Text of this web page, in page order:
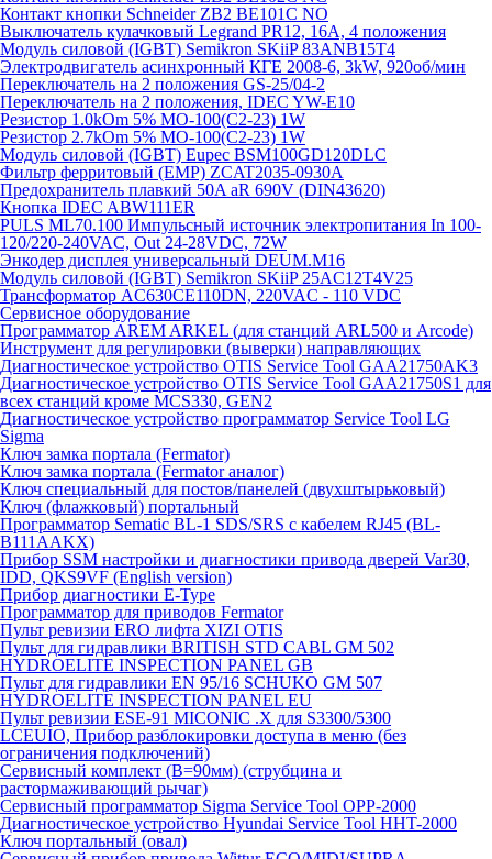
Контакт кнопки Schneider ZB2 BE101C NO
Выключатель кулачковый Legrand PR12, 16A, 4 положения
Модуль силовой (IGBT) Semikron SKiiP 83ANB15T4
Электродвигатель асинхронный КГЕ 2008-6, 3kW, 920об/мин
Переключатель на 2 положения GS-25/04-2
Переключатель на 2 положения, IDEC YW-E10
Резистор 1.0kOm 5% МО-100(С2-23) 1W
Резистор 2.7kOm 5% МО-100(С2-23) 1W
Модуль силовой (IGBT) Eupec BSM100GD120DLC
Фильтр ферритовый (EMP) ZCAT2035-0930A
Предохранитель плавкий 50A aR 690V (DIN43620)
Кнопка IDEC ABW111ER
PULS ML70.100 Импульсный источник электропитания In 100-
120/220-240VAC, Out 24-28VDC, 72W
Энкодер дисплея универсальный DEUM.M16
Модуль силовой (IGBT) Semikron SKiiP 25AC12T4V25
Трансформатор AC630CE110DN, 220VAC - 110 VDC
Сервисное оборудование
Программатор AREM ARKEL (для станций ARL500 и Arcode)
Инструмент для регулировки (выверки) направляющих
Диагностическое устройство OTIS Service Tool GAA21750AK3
Диагностическое устройство OTIS Service Tool GAA21750S1 для
всех станций кроме MCS330, GEN2
Диагностическое устройство программатор Service Tool LG
Sigma
Ключ замка портала (Fermator)
Ключ замка портала (Fermator аналог)
Ключ специальный для постов/панелей (двухштырьковый)
Ключ (флажковый) портальный
Программатор Sematic BL-1 SDS/SRS с кабелем RJ45 (BL-
B111AAKX)
Прибор SSM настройки и диагностики привода дверей Var30,
IDD, QKS9VF (English version)
Прибор диагностики E-Type
Программатор для приводов Fermator
Пульт ревизии ERO лифта XIZI OTIS
Пульт для гидравлики BRITISH STD CABL GM 502
HYDROELITE INSPECTION PANEL GB
Пульт для гидравлики EN 95/16 SCHUKO GM 507
HYDROELITE INSPECTION PANEL EU
Пульт ревизии ESE-91 MICONIC .X для S3300/5300
LCEUIO, Прибор разблокировки доступа в меню (без
ограничения подключений)
Сервисный комплект (В=90мм) (струбцина и
растормаживающий рычаг)
Сервисный программатор Sigma Service Tool OPP-2000
Диагностическое устройство Hyundai Service Tool HHT-2000
Ключ портальный (овал)